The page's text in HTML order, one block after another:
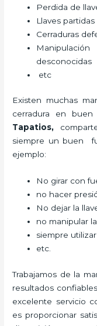
Perdida de
Llaves
Cerraduras
desconocidas
etc
Existen muchas
cerradura en
Tapatios,
siempre un buen
ejemplo:
No girar con
no hacer
No dejar la
no manipular
siempre
etc.
Trabajamos de la
resultados
excelente servicio
es proporcionar